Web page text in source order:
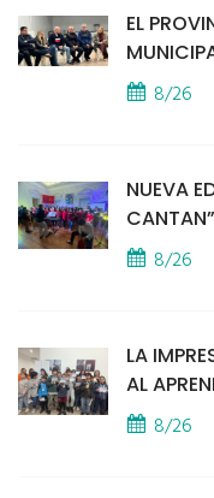
EL
8/26
NUEVA
CANTAN”
8/26
LA
AL
8/26